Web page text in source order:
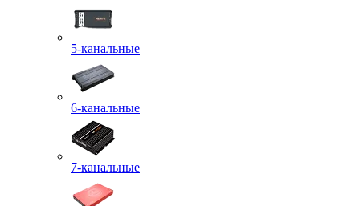
5-канальные
6-канальные
7-канальные